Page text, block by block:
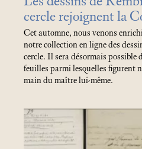
cercle rejoignent la
Cet automne, nous venons
notre collection en ligne des
cercle. Il sera désormais possible
feuilles parmi lesquelles figurent
main du maître lui-même.